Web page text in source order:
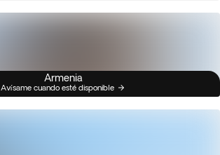
Armenia
Avísame cuando esté disponible